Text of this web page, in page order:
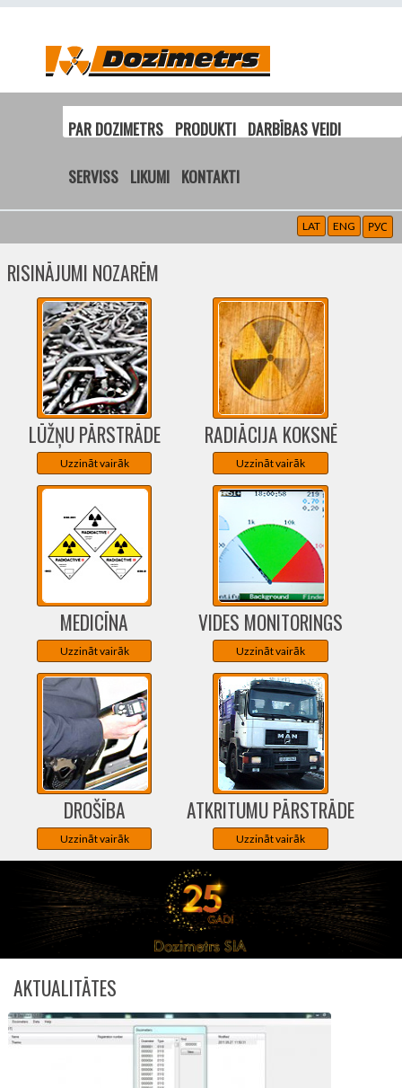
PAR DOZIMETRS PRODUKTI DARBĪBAS VEIDI
SERVISS LIKUMI KONTAKTI
LAT ENG РУС
RISINĀJUMI NOZARĒM
LŪŽŅU PĀRSTRĀDE
Uzzināt vairāk
RADIĀCIJA KOKSNĒ
Uzzināt vairāk
MEDICĪNA
Uzzināt vairāk
VIDES MONITORINGS
Uzzināt vairāk
DROŠĪBA
Uzzināt vairāk
ATKRITUMU PĀRSTRĀDE
Uzzināt vairāk
AKTUALITĀTES